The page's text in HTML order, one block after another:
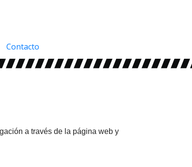
Contacto
a través de la página web y